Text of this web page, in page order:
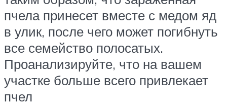
пчела принесет вместе с медом яд
в улик, после чего может погибнуть
все семейство полосатых.
Проанализируйте, что на вашем
участке больше всего привлекает
пчел